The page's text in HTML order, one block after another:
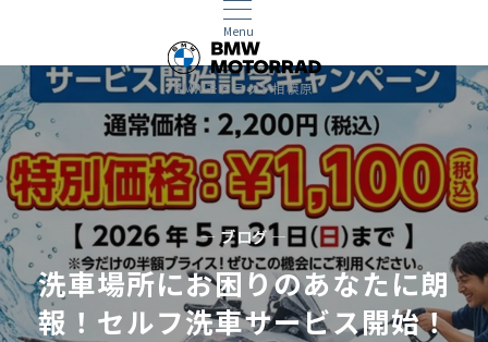
Menu
BMWモトラッド相模原
— ブログ —
洗車場所にお困りのあなたに朗
報！セルフ洗車サービス開始！